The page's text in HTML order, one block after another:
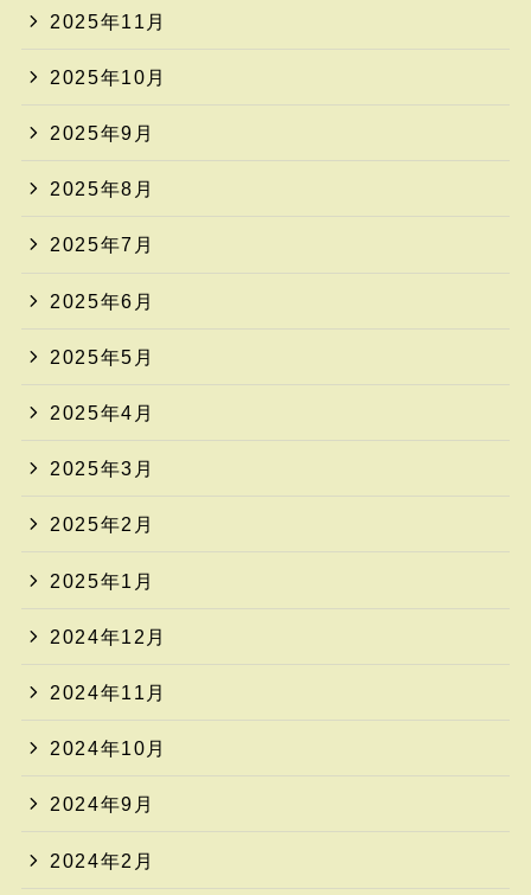
2025年11月
2025年10月
2025年9月
2025年8月
2025年7月
2025年6月
2025年5月
2025年4月
2025年3月
2025年2月
2025年1月
2024年12月
2024年11月
2024年10月
2024年9月
2024年2月